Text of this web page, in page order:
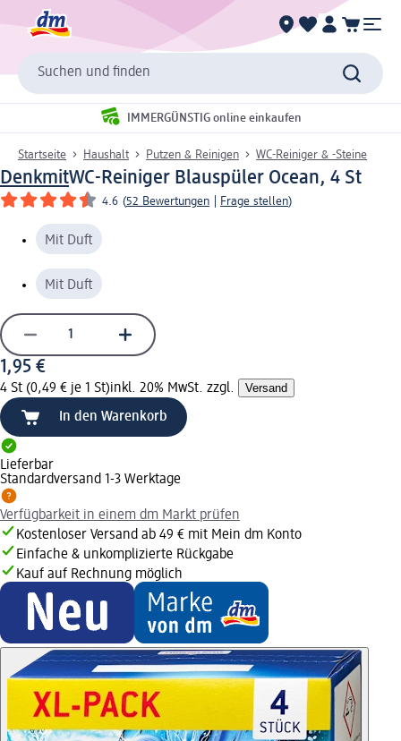
Suchen und finden
IMMERGÜNSTIG online einkaufen
Startseite Haushalt Putzen & Reinigen WC-Reiniger & -Steine
DenkmitWC-Reiniger Blauspüler Ocean, 4 St
4.6 (52 Bewertungen Frage stellen)
Mit Duft
Mit Duft
1,95 €
4 St (0,49 € je 1 St)inkl. 20% MwSt. zzgl. Versand
In den Warenkorb
Lieferbar
Standardversand 1-3 Werktage
Verfügbarkeit in einem dm Markt prüfen
Kostenloser Versand ab 49 € mit Mein dm Konto
Einfache & unkomplizierte Rückgabe
Kauf auf Rechnung möglich